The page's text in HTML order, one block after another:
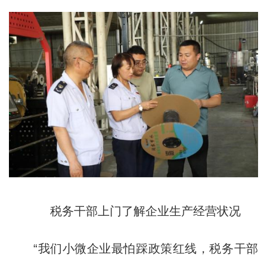
税务干部上门了解企业生产经营状况
“我们小微企业最怕踩政策红线，税务干部